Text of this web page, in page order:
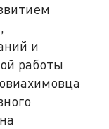
и
работы